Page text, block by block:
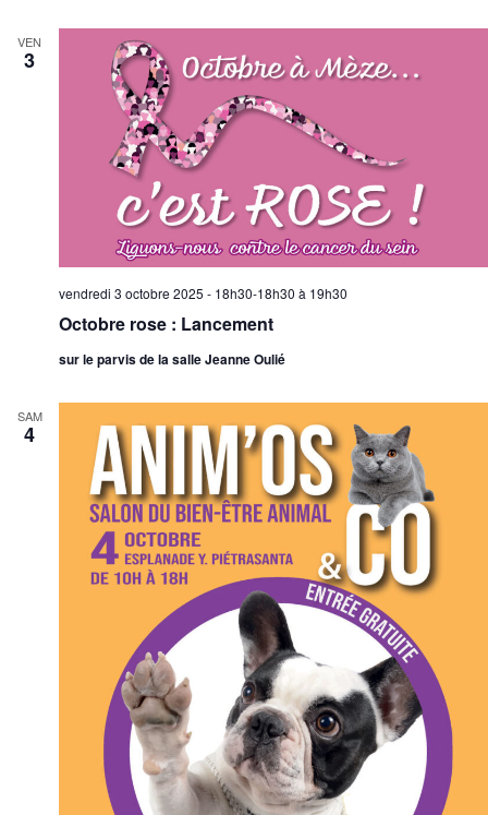
VEN
3
Octobre rose : Lancement
vendredi 3 octobre 2025 - 18h30-18h30 à 19h30
sur le parvis de la salle Jeanne Oulié
SAM
4